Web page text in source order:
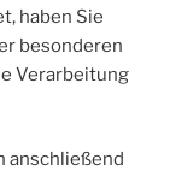
haben Sie
besonderen
Verarbeitung
anschließend